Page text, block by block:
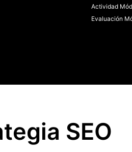
Actividad
Evaluación
SEO